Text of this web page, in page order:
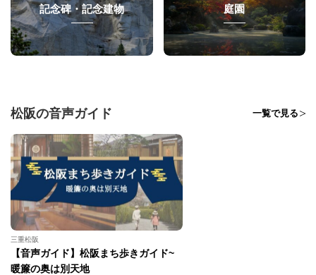
記念碑・記念建物 庭園
松阪の音声ガイド 一覧で見る
三重松阪
【音声ガイド】松阪まち歩きガイド~
暖簾の奥は別天地